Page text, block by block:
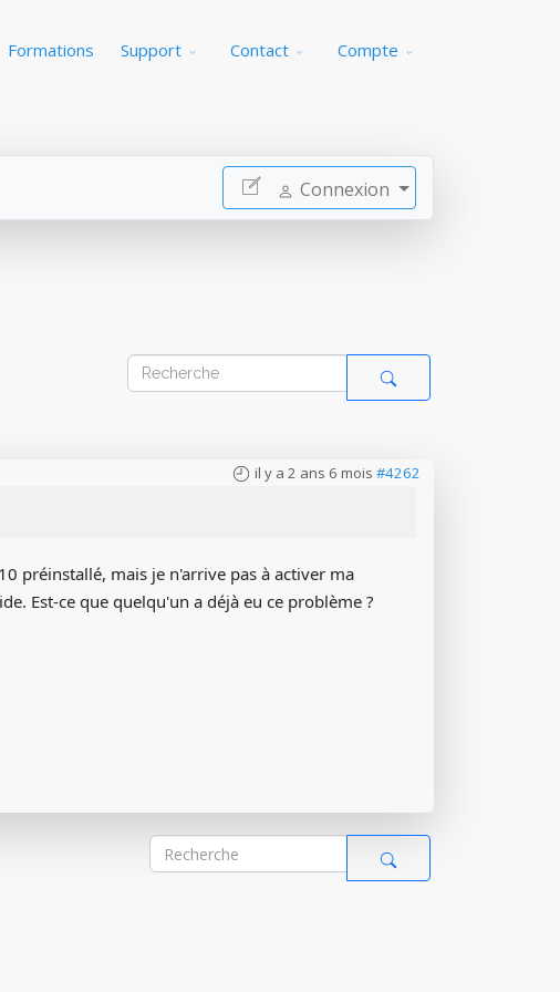
Formations Support Contact Compte
Connexion
il y a 2 ans 6 mois #4262
préinstallé, mais je n'arrive pas à activer ma
Est-ce que quelqu'un a déjà eu ce problème ?